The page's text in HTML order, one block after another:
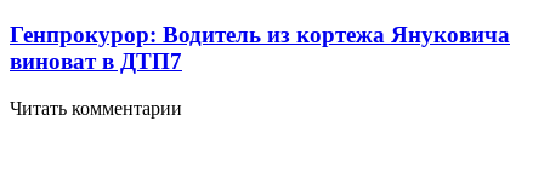
Генпрокурор: Водитель из кортежа Януковича
виноват в ДТП7
Читать комментарии